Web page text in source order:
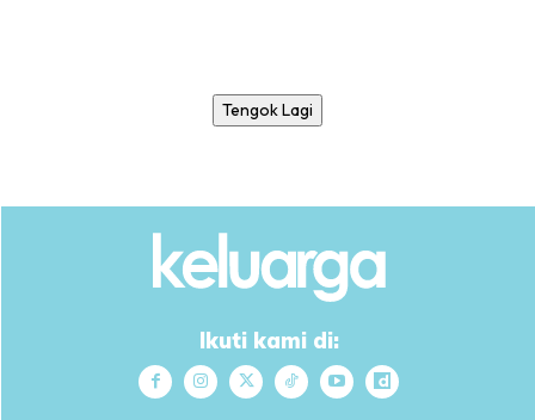
Tengok Lagi
Ikuti kami di: